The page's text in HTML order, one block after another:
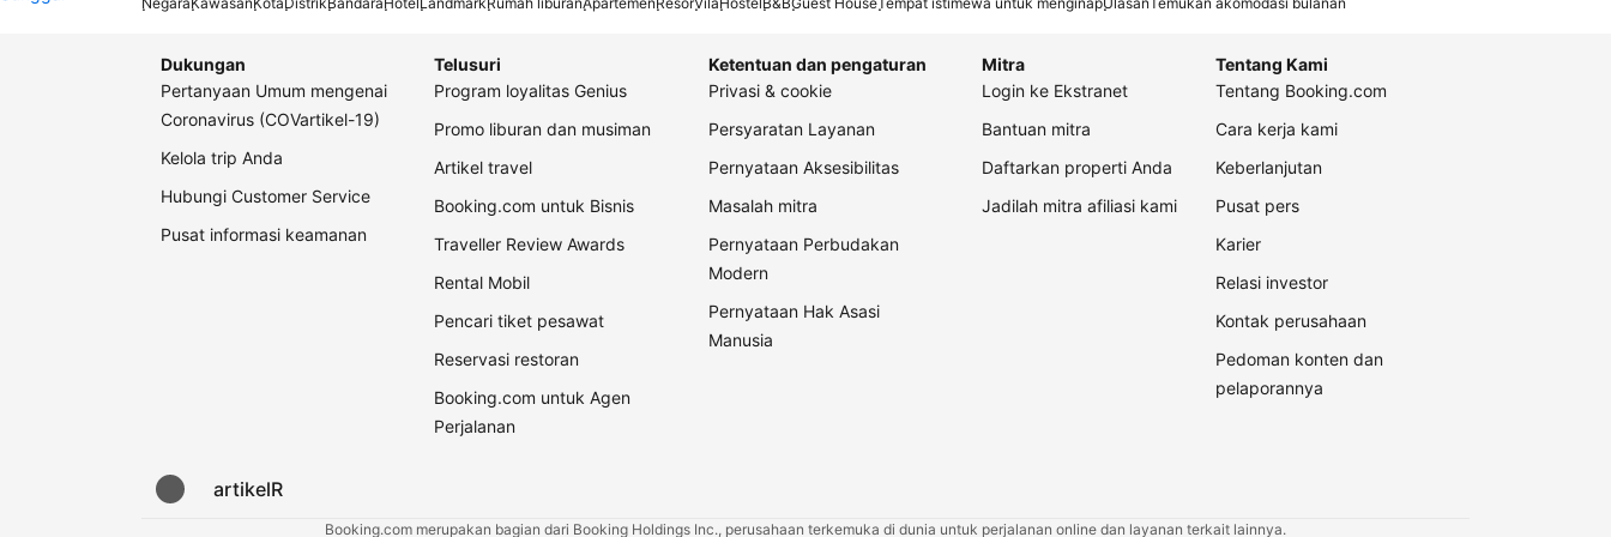
Dukungan
Pertanyaan Umum mengenai
Coronavirus (COVartikel-19)
Kelola trip Anda
Hubungi Customer Service
Pusat informasi keamanan
Telusuri
Program loyalitas Genius
Promo liburan dan musiman
Artikel travel
Booking.com untuk Bisnis
Traveller Review Awards
Rental Mobil
Pencari tiket pesawat
Reservasi restoran
Booking.com untuk Agen
Perjalanan
Ketentuan dan pengaturan
Privasi & cookie
Persyaratan Layanan
Pernyataan Aksesibilitas
Masalah mitra
Pernyataan Perbudakan
Modern
Pernyataan Hak Asasi
Manusia
Mitra
Login ke Ekstranet
Bantuan mitra
Daftarkan properti Anda
Jadilah mitra afiliasi kami
Tentang Kami
Tentang Booking.com
Cara kerja kami
Keberlanjutan
Pusat pers
Karier
Relasi investor
Kontak perusahaan
Pedoman konten dan
pelaporannya
artikelR
Booking.com merupakan bagian dari Booking Holdings Inc., perusahaan terkemuka di dunia untuk perjalanan online dan layanan terkait lainnya.